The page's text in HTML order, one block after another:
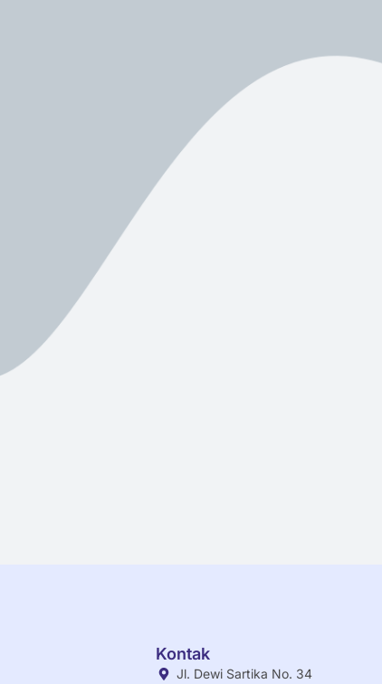
Kontak
Jl. Dewi Sartika No. 34